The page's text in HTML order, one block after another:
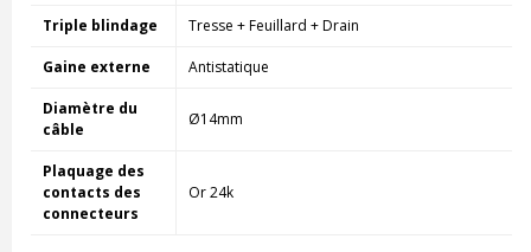
Triple blindage Tresse + Feuillard + Drain
Gaine externe Antistatique
Diamètre du
câble
Ø14mm
Plaquage des
contacts des
connecteurs
Or 24k